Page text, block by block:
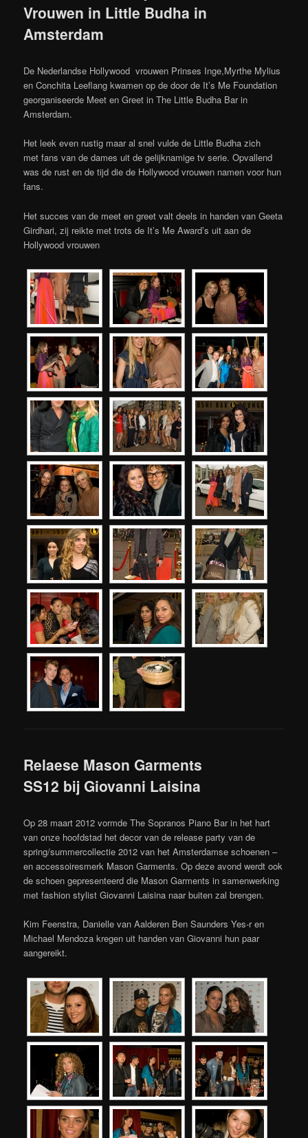
Vrouwen in Little Budha in
Amsterdam
De Nederlandse Hollywood vrouwen Prinses Inge,Myrthe Mylius
en Conchita Leeflang kwamen op de door de It’s Me Foundation
georganiseerde Meet en Greet in The Little Budha Bar in
Amsterdam.
Het leek even rustig maar al snel vulde de Little Budha zich
met fans van de dames uit de gelijknamige tv serie. Opvallend
was de rust en de tijd die de Hollywood vrouwen namen voor hun
fans.
Het succes van de meet en greet valt deels in handen van Geeta
Girdhari, zij reikte met trots de It’s Me Award’s uit aan de
Hollywood vrouwen
Relaese Mason Garments
SS12 bij Giovanni Laisina
Op 28 maart 2012 vormde The Sopranos Piano Bar in het hart
van onze hoofdstad het decor van de release party van de
spring/summercollectie 2012 van het Amsterdamse schoenen –
en accessoiresmerk Mason Garments. Op deze avond werdt ook
de schoen gepresenteerd die Mason Garments in samenwerking
met fashion stylist Giovanni Laisina naar buiten zal brengen.
Kim Feenstra, Danielle van Aalderen Ben Saunders Yes-r en
Michael Mendoza kregen uit handen van Giovanni hun paar
aangereikt.